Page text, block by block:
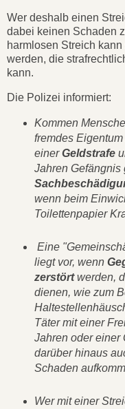
Wer deshalb einen
dabei keinen Schaden
harmlosen Streich
werden, die
kann.
Die Polizei informiert:
Kommen
fremdes
einerGeldstrafe
Jahren Gefängnis
wenn beim
Toilettenpapier
Eine
liegt vor, wenn
zerstörtwerden,
dienen, wie zum
Täter mit einer
Jahren oder einer
darüber hinaus
Schaden
Wer mit einer